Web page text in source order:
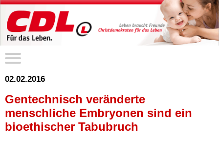
02.02.2016
Gentechnisch veränderte
menschliche Embryonen sind ein
bioethischer Tabubruch